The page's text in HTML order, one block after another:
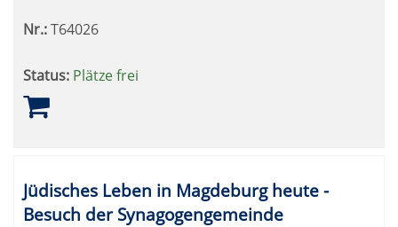
Nr.:T64026
Status: Plätze frei
Jüdisches Leben in Magdeburg heute -
Besuch der Synagogengemeinde